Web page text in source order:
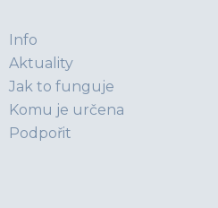
Info
Aktuality
Jak to funguje
Komu je určena
Podpořit